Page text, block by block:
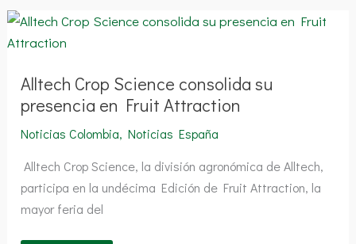
Alltech Crop Science consolida su
presencia en Fruit Attraction
Noticias Colombia,Noticias España
Alltech Crop Science, la división agronómica de Alltech,
participa en la undécima Edición de Fruit Attraction, la
mayor feria del
Alltech
Crop
Science
consolida
presencia
en
Fruit
Attraction